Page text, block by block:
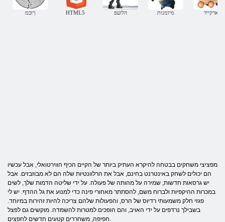
ךובמ HTML5 הלועפ מיומנות ארקייד
מפציצי משחקים בבטחה להיקרא העתיק ביותר של הקיים הכיף הווירטואלי, אבל עכשיו
הם יכולים לשחק באינטרנט בחינם, אבל את הרלוונטיות שלה הם לא מבוזבזים. אבל
יש גרסאות חדשות, שמירה על מהותה של פעולה. על ידי שליטה הדמות שלך, לשים
במכרות ההיקפיות ולברוח משם, להסתתר מאחורי פינה כדי למנוע את גל ההדף. יש לי
פגזי חלק משמעותי רדיוס של הרס, והפעולות שלהם צריכה להיות זהירות במיוחד.
בשבילך נרדפים על ידי האויב, והם הופכים למטרות להשמדה. מוקשים גם לפצל